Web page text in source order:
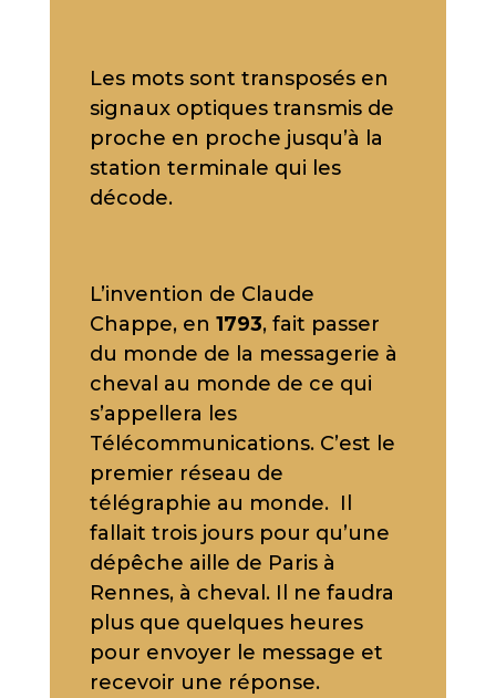
Les mots sont transposés en
signaux optiques transmis de
proche en proche jusqu’à la
station terminale qui les
décode.
L’invention de Claude
Chappe, en 1793, fait passer
du monde de la messagerie à
cheval au monde de ce qui
s’appellera les
Télécommunications. C’est le
premier réseau de
télégraphie au monde. Il
fallait trois jours pour qu’une
dépêche aille de Paris à
Rennes, à cheval. Il ne faudra
plus que quelques heures
pour envoyer le message et
recevoir une réponse.